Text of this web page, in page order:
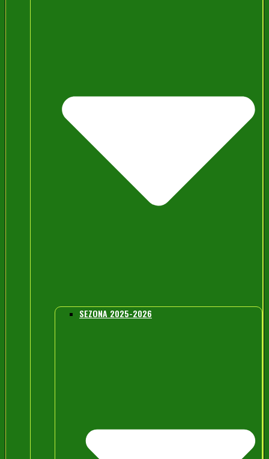
SEZONA 2025-2026